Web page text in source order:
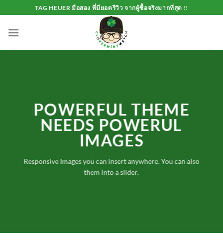
to
content
TAG HEUER มือสอง ที่มียอดรีวิว จากผู้ซื้อจริงมากที่สุด !!
POWERFUL THEME
NEEDS POWERUL
IMAGES
Responsive Images you can insert anywhere. You can also
them into a slider.